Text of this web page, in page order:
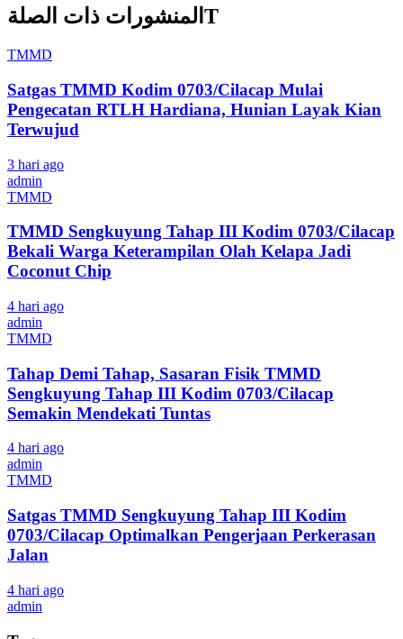
المنشورات ذات الصلةT
TMMD
Satgas TMMD Kodim 0703/Cilacap Mulai
Pengecatan RTLH Hardiana, Hunian Layak Kian
Terwujud
3 hari ago
admin
TMMD
TMMD Sengkuyung Tahap III Kodim 0703/Cilacap
Bekali Warga Keterampilan Olah Kelapa Jadi
Coconut Chip
4 hari ago
admin
TMMD
Tahap Demi Tahap, Sasaran Fisik TMMD
Sengkuyung Tahap III Kodim 0703/Cilacap
Semakin Mendekati Tuntas
4 hari ago
admin
TMMD
Satgas TMMD Sengkuyung Tahap III Kodim
0703/Cilacap Optimalkan Pengerjaan Perkerasan
Jalan
4 hari ago
admin